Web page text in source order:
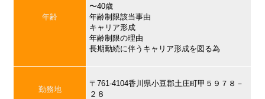
年齢
〜40歳
年齢制限該当事由
キャリア形成
年齢制限の理由
長期勤続に伴うキャリア形成を図る為
勤務地
〒761-4104香川県小豆郡土庄町甲５９７８－
２８